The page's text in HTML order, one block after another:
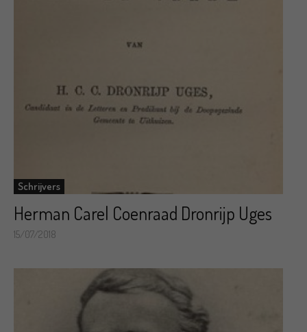
Schrijvers
Herman Carel Coenraad Dronrijp Uges
15/07/2018